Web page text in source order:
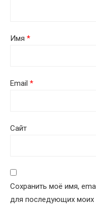
Имя *
Email *
Сайт
Сохранить моё имя,
для последующих моих